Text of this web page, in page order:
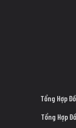
Tổng Hợp
Tổng Hợp